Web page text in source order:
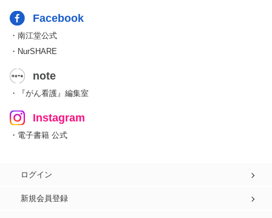
Facebook
・南江堂公式
・NurSHARE
note
・『がん看護』編集室
Instagram
・電子書籍 公式
ログイン
新規会員登録